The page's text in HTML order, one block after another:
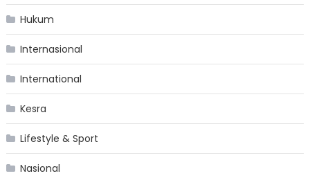
Hukum
Internasional
International
Kesra
Lifestyle & Sport
Nasional